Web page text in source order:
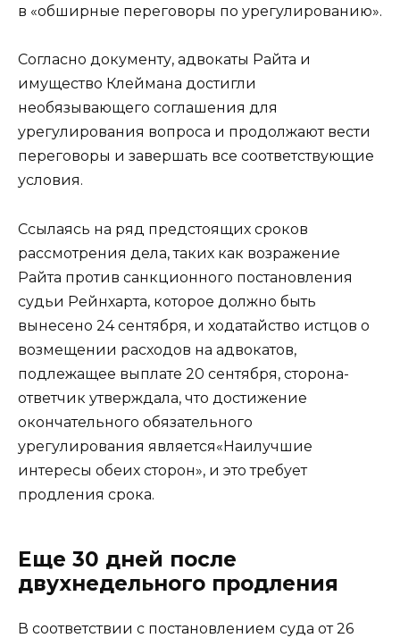
в «обширные переговоры по урегулированию».
Согласно документу, адвокаты Райта и
имущество Клеймана достигли
необязывающего соглашения для
урегулирования вопроса и продолжают вести
переговоры и завершать все соответствующие
условия.
Ссылаясь на ряд предстоящих сроков
рассмотрения дела, таких как возражение
Райта против санкционного постановления
судьи Рейнхарта, которое должно быть
вынесено 24 сентября, и ходатайство истцов о
возмещении расходов на адвокатов,
подлежащее выплате 20 сентября, сторона-
ответчик утверждала, что достижение
окончательного обязательного
урегулирования является«Наилучшие
интересы обеих сторон», и это требует
продления срока.
Еще 30 дней после
двухнедельного продления
В соответствии с постановлением суда от 26